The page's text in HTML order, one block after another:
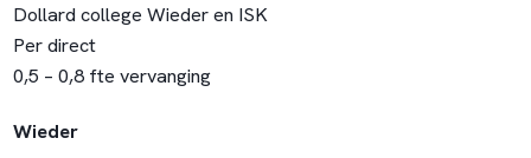
Dollard college Wieder en ISK
Per direct
0,5 – 0,8 fte vervanging
Wieder